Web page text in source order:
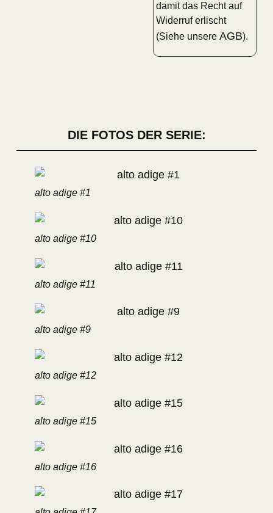
damit das Recht auf
Widerruf erlischt
(Siehe unsereAGB).
DIE FOTOS DER SERIE:
alto adige #1
alto adige #10
alto adige #11
alto adige #9
alto adige #12
alto adige #15
alto adige #16